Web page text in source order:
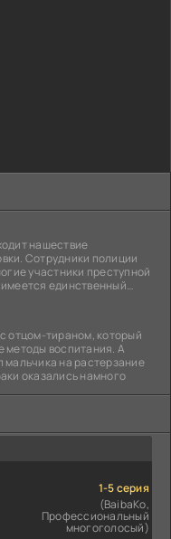
нашествие
Сотрудники полиции
участники преступной
единственный
отцом-тираном, который
методы воспитания. А
на растерзание
оказались намного
1-5 серия
(BaibaKo,
Профессиональный
многоголосый)